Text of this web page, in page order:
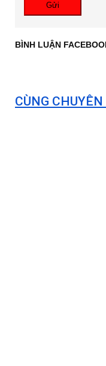
Gửi
BÌNH LUẬN
CÙNG